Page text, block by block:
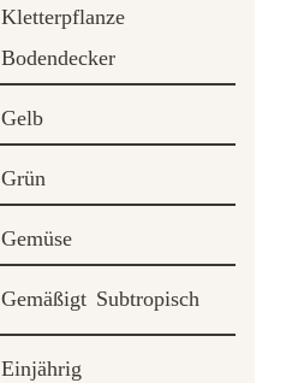
Kletterpflanze
Bodendecker
Gelb
Grün
Gemüse
Gemäßigt Subtropisch
Einjährig